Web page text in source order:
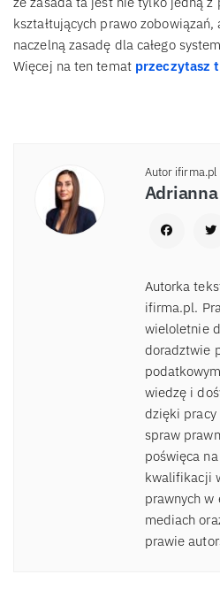
kształtujących prawo
naczelną zasadę dla całego
Więcej na ten temat przeczytasz
Autor ifirma.pl
Autorka
ifirma.pl.
wieloletnie
doradztwie
wiedzę i
dzięki
spraw
poświęca
kwalifikacji
prawnych w
mediach
prawie